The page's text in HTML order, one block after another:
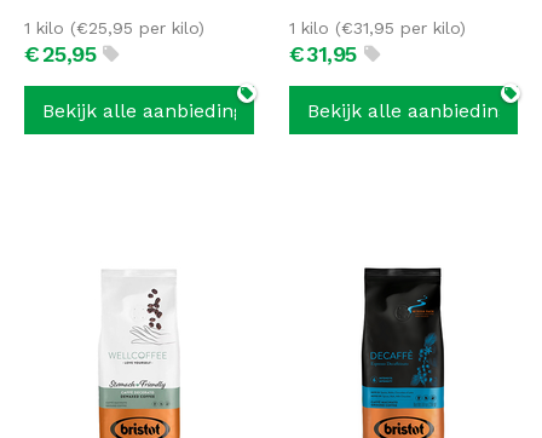
€25,95
1 kilo (€25,95 per kilo)
Bekijk alle aanbiedingen
€31,95
1 kilo (€31,95 per kilo)
Bekijk alle aanbiedingen